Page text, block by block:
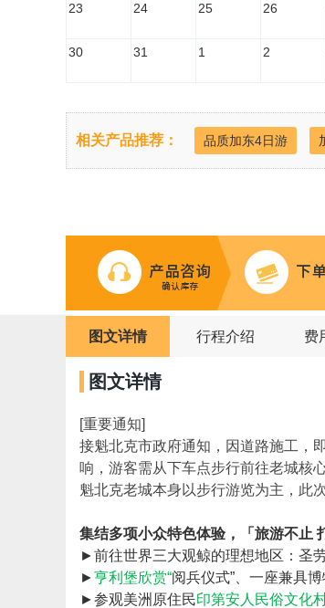
23 24 25 26
30 31 1 2
相关产品推荐： 品质加东4日游
图文详情 行程介绍 费
图文详情
[重要通知]
接魁北克市政府通知，因道路施工，
响，游客需从下车点步行前往老城核
魁北克老城本身以步行游览为主，此
集结多项小众特色体验， 「 旅游不止
►前往世界三大观鲸的理想地区：圣
►亨利堡欣赏“阅兵仪式”、一座兼具
►参观美洲原住民印第安人民俗文化